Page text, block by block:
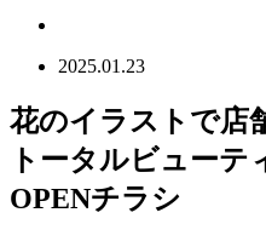
2025.01.23
花のイラストで店
トータルビューテ
OPENチラシ